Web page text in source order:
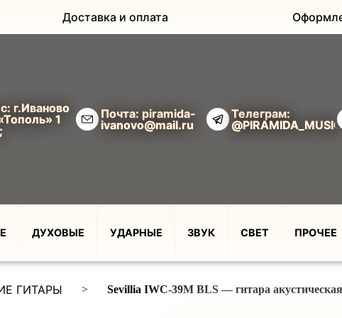
Доставка и оплата
г.Иваново
1
Почта: piramida-
ivanovo@mail.ru
Телеграм:
@PIRAMIDA_MUSIC
ДУХОВЫЕ УДАРНЫЕ ЗВУК СВЕТ ПРОЧЕЕ
ГИТАРЫ > Sevillia IWC-39M BLS — гитара